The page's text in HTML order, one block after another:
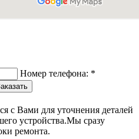
Номер телефона: *
с Вами для уточнения деталей
устройства.Мы сразу
ремонта.